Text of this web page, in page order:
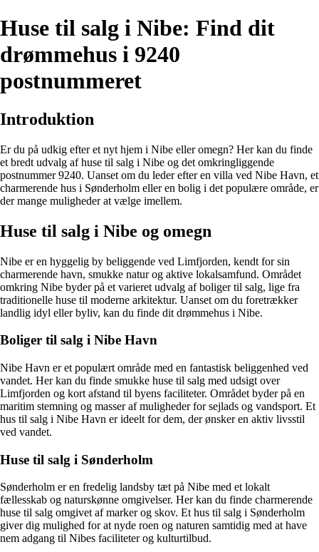
Huse til salg i Nibe: Find dit
drømmehus i 9240
postnummeret
Introduktion
Er du på udkig efter et nyt hjem i Nibe eller omegn? Her kan du finde
et bredt udvalg af huse til salg i Nibe og det omkringliggende
postnummer 9240. Uanset om du leder efter en villa ved Nibe Havn, et
charmerende hus i Sønderholm eller en bolig i det populære område, er
der mange muligheder at vælge imellem.
Huse til salg i Nibe og omegn
Nibe er en hyggelig by beliggende ved Limfjorden, kendt for sin
charmerende havn, smukke natur og aktive lokalsamfund. Området
omkring Nibe byder på et varieret udvalg af boliger til salg, lige fra
traditionelle huse til moderne arkitektur. Uanset om du foretrækker
landlig idyl eller byliv, kan du finde dit drømmehus i Nibe.
Boliger til salg i Nibe Havn
Nibe Havn er et populært område med en fantastisk beliggenhed ved
vandet. Her kan du finde smukke huse til salg med udsigt over
Limfjorden og kort afstand til byens faciliteter. Området byder på en
maritim stemning og masser af muligheder for sejlads og vandsport. Et
hus til salg i Nibe Havn er ideelt for dem, der ønsker en aktiv livsstil
ved vandet.
Huse til salg i Sønderholm
Sønderholm er en fredelig landsby tæt på Nibe med et lokalt
fællesskab og naturskønne omgivelser. Her kan du finde charmerende
huse til salg omgivet af marker og skov. Et hus til salg i Sønderholm
giver dig mulighed for at nyde roen og naturen samtidig med at have
nem adgang til Nibes faciliteter og kulturtilbud.